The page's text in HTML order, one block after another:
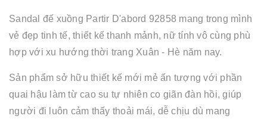
Sandal đế xuồng Partir D'abord 92858 mang trong mình
vẻ đẹp tinh tế, thiết kế thanh mảnh, nữ tính vô cùng phù
hợp với xu hướng thời trang Xuân - Hè năm nay.
Sản phẩm sở hữu thiết kế mới mẻ ấn tượng với phần
quai hậu làm từ cao su tự nhiên co giãn đàn hồi, giúp
người đi luôn cảm thấy thoải mái, dễ chịu dù mang